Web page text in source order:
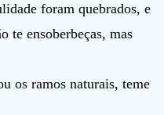
foram quebrados, e
te ensoberbeças, mas
os ramos naturais, teme